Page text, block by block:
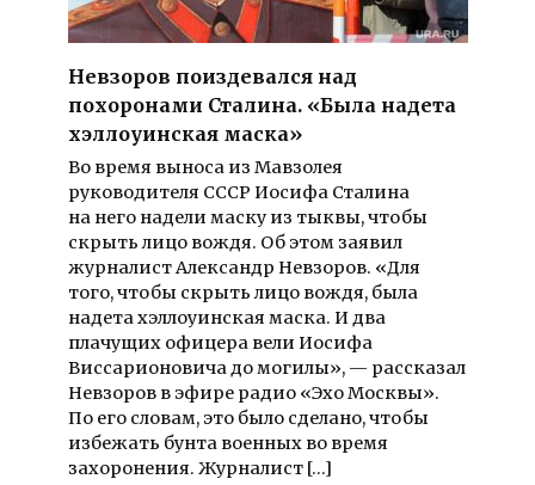
Невзоров поиздевался над
похоронами Сталина. «Была надета
хэллоуинская маска»
Во время выноса из Мавзолея
руководителя СССР Иосифа Сталина
на него надели маску из тыквы, чтобы
скрыть лицо вождя. Об этом заявил
журналист Александр Невзоров. «Для
того, чтобы скрыть лицо вождя, была
надета хэллоуинская маска. И два
плачущих офицера вели Иосифа
Виссарионовича до могилы», — рассказал
Невзоров в эфире радио «Эхо Москвы».
По его словам, это было сделано, чтобы
избежать бунта военных во время
захоронения. Журналист […]